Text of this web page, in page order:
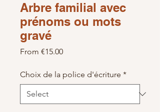
Arbre familial avec
prénoms ou mots
gravé
From €15.00Sale Price
Choix de la police d'écriture *